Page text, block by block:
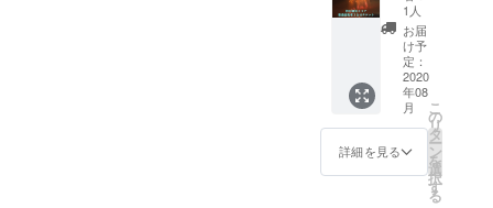
分）か
らポス
トカー
ド600円
を差し
引いた
額が指
様にお
渡し＋
回の決
済に220
円の手
数料が
かかり
ますの
で、複
数の場
合はま
ンバー
をお書
きくだ
さい。
※車に花
火の灰
が落ち
ること
があり
目花火
大会チ
ケッ
ト 】
普通自
動車1台
分チ
ケット
をリ
ターン
とさせ
1人
お届
け予
定：
2020
年08
月
詳細を見る
こ
の
リ
タ
ー
ン
を
選
択
す
る